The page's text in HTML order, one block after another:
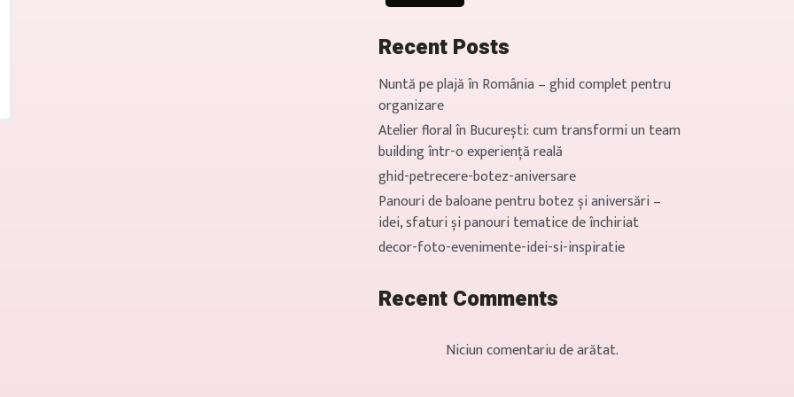
Recent Posts
Nuntă pe plajă în România – ghid complet pentru
organizare
Atelier floral în București: cum transformi un team
building într-o experiență reală
ghid-petrecere-botez-aniversare
Panouri de baloane pentru botez și aniversări –
idei, sfaturi și panouri tematice de închiriat
decor-foto-evenimente-idei-si-inspiratie
Recent Comments
Niciun comentariu de arătat.